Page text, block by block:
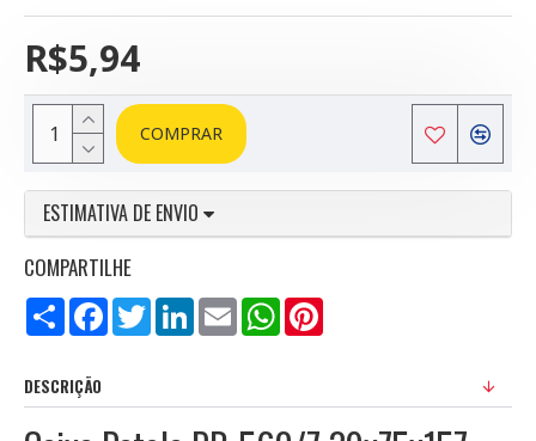
R$5,94
COMPRAR
ESTIMATIVA DE ENVIO
COMPARTILHE
Compartilhar
FacebookTwitterLinkedInEmail WhatsApp
DESCRIÇÃO